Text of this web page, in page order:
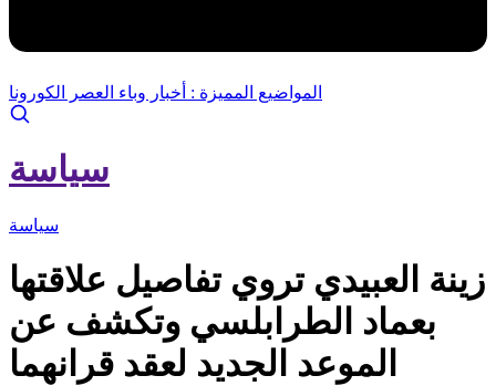
المواضيع المميزة : أخبار وباء العصر الكورونا
سياسة
سياسة
زينة العبيدي تروي تفاصيل علاقتها
بعماد الطرابلسي وتكشف عن
الموعد الجديد لعقد قرانهما